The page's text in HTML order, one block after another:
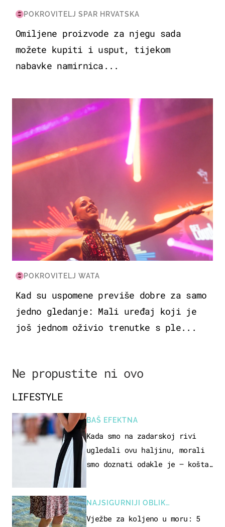
POKROVITELJ SPAR HRVATSKA
Omiljene proizvode za njegu sada
možete kupiti i usput, tijekom
nabavke namirnica...
KULTURA & ZABAVA
POKROVITELJ WATA
Kad su uspomene previše dobre za samo
jedno gledanje: Mali uređaj koji je
još jednom oživio trenutke s ple...
Ne propustite ni ovo
LIFESTYLE
BAŠ EFEKTNA
Kada smo na zadarskoj rivi
ugledali ovu haljinu, morali
smo doznati odakle je – košta
NAJSIGURNIJI OBLIK
REKREACIJE
Vježbe za koljeno u moru: 5